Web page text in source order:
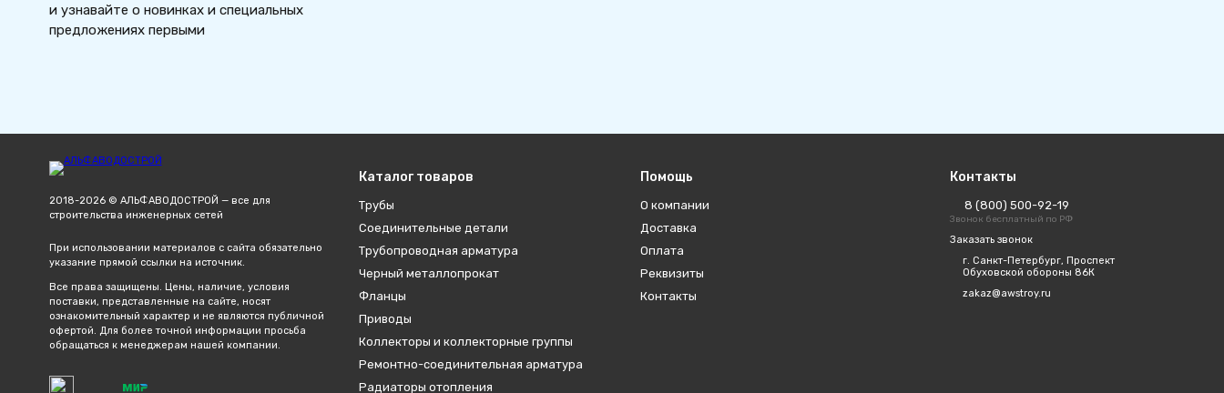
и узнавайте о новинках и специальных
предложениях первыми
2018-2026 © АЛЬФАВОДОСТРОЙ — все для
строительства инженерных сетей
При использовании материалов с сайта обязательно
указание прямой ссылки на источник.
Все права защищены. Цены, наличие, условия
поставки, представленные на сайте, носят
ознакомительный характер и не являются публичной
офертой. Для более точной информации просьба
обращаться к менеджерам нашей компании.
Каталог товаров
Трубы
Соединительные детали
Трубопроводная арматура
Черный металлопрокат
Фланцы
Приводы
Коллекторы и коллекторные группы
Ремонтно-соединительная арматура
Радиаторы отопления
Помощь
О компании
Доставка
Оплата
Реквизиты
Контакты
Контакты
8 (800) 500-92-19
Звонок бесплатный по РФ
Заказать звонок
г. Санкт-Петербург, Проспект
Обуховской обороны 86К
zakaz@awstroy.ru